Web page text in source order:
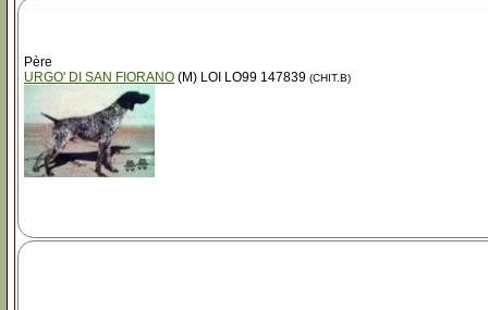
Père
URGO' DI SAN FIORANO (M) LOI LO99 147839 (CHIT.B)